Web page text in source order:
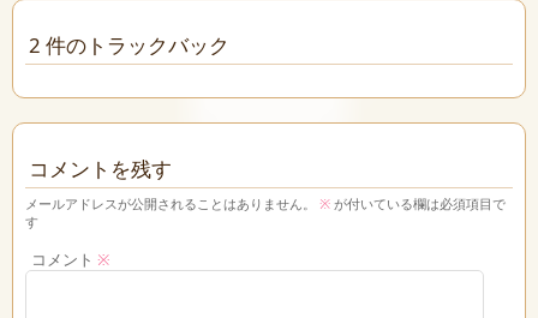
2 件のトラックバック
コメントを残す
メールアドレスが公開されることはありません。 ※ が付いている欄は必須項目で
す
コメント ※